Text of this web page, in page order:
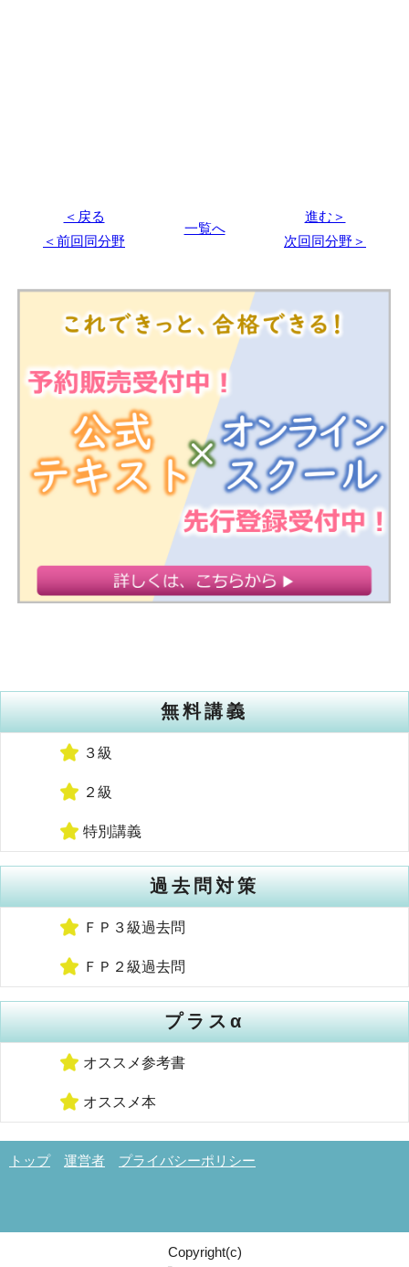
＜戻る
一覧へ
進む＞
＜前回同分野
次回同分野＞
無料講義
３級
２級
特別講義
過去問対策
ＦＰ３級過去問
ＦＰ２級過去問
プラスα
オススメ参考書
オススメ本
トップ 運営者 プライバシーポリシー
Copyright(c)